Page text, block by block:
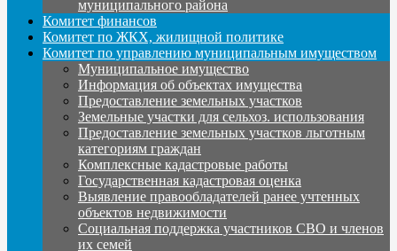
муниципального района
Комитет финансов
Комитет по ЖКХ, жилищной политике
Комитет по управлению муниципальным имуществом
Муниципальное имущество
Информация об объектах имущества
Предоставление земельных участков
Земельные участки для сельхоз. использования
Предоставление земельных участков льготным
категориям граждан
Комплексные кадастровые работы
Государственная кадастровая оценка
Выявление правообладателей ранее учтенных
объектов недвижимости
Социальная поддержка участников СВО и членов
их семей